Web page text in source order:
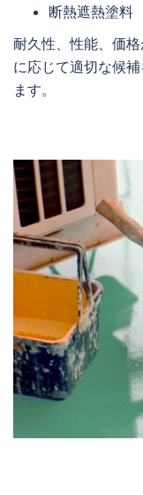
断熱遮熱塗料
耐久性、性能、価
に応じて適切な候
ます。